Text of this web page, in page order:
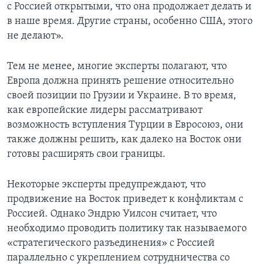
с Россией открытыми, что она продолжает делать и
в наше время. Другие страны, особенно США, этого
не делают».
Тем не менее, многие эксперты полагают, что
Европа должна принять решение относительно
своей позиции по Грузии и Украине. В то время,
как европейские лидеры рассматривают
возможность вступления Турции в Евросоюз, они
также должны решить, как далеко на Восток они
готовы расширять свои границы.
Некоторые эксперты предупреждают, что
продвижение на Восток приведет к конфликтам с
Россией. Однако Эндрю Уилсон считает, что
необходимо проводить политику так называемого
«стратегического разъединения» с Россией
параллельно с укреплением сотрудничества со